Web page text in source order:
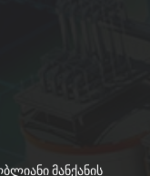
მანქანის